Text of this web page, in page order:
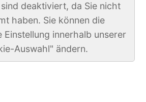
deaktiviert, da Sie nicht
haben. Sie können die
Einstellung innerhalb unserer
Auswahl" ändern.